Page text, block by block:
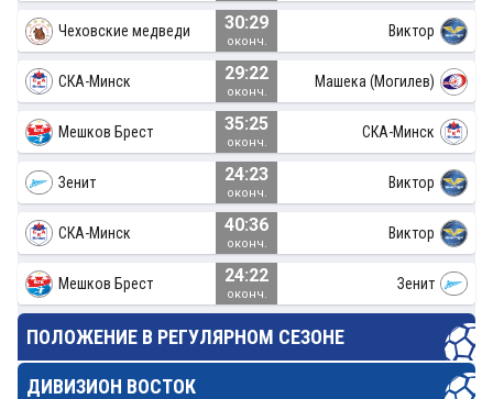
Чеховские медведи 30:29
оконч.
Виктор
СКА-Минск 29:22
оконч.
Машека (Могилев)
Мешков Брест 35:25
оконч.
СКА-Минск
Зенит 24:23
оконч.
Виктор
СКА-Минск 40:36
оконч.
Виктор
Мешков Брест 24:22
оконч.
Зенит
ПОЛОЖЕНИЕ В РЕГУЛЯРНОМ СЕЗОНЕ
ДИВИЗИОН ВОСТОК